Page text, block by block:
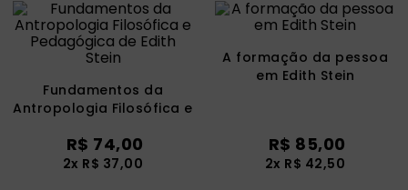
Fundamentos da
Antropologia Filosófica e
Stein
R$ 74,00
2x R$ 37,00
A formação da pessoa
em Edith Stein
R$ 85,00
2x R$ 42,50
6º imagens
patristica
º biblia pastoral
9 º catequese
bíblia ave maria